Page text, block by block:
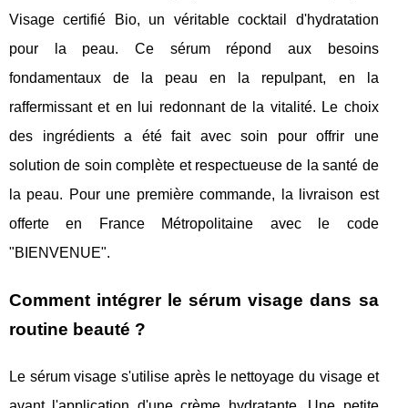
Visage certifié Bio, un véritable cocktail d'hydratation
pour la peau. Ce sérum répond aux besoins
fondamentaux de la peau en la repulpant, en la
raffermissant et en lui redonnant de la vitalité. Le choix
des ingrédients a été fait avec soin pour offrir une
solution de soin complète et respectueuse de la santé de
la peau. Pour une première commande, la livraison est
offerte en France Métropolitaine avec le code
"BIENVENUE".
Comment intégrer le sérum visage dans sa
routine beauté ?
Le sérum visage s'utilise après le nettoyage du visage et